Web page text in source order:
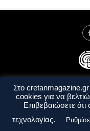
Ταυτότητα
Στο
cookies για να
Επιβεβαιώσετε
τεχνολογίας.